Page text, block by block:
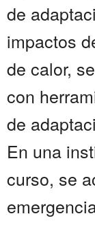
de
impactos
de calor,
con
de
En una
curso, se